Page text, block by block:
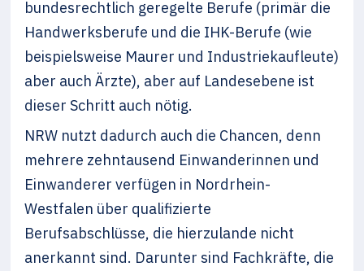
bundesrechtlich geregelte Berufe (primär die
Handwerksberufe und die IHK-Berufe (wie
beispielsweise Maurer und Industriekaufleute)
aber auch Ärzte), aber auf Landesebene ist
dieser Schritt auch nötig.
NRW nutzt dadurch auch die Chancen, denn
mehrere zehntausend Einwanderinnen und
Einwanderer verfügen in Nordrhein-
Westfalen über qualifizierte
Berufsabschlüsse, die hierzu­lande nicht
anerkannt sind. Darunter sind Fachkräfte, die